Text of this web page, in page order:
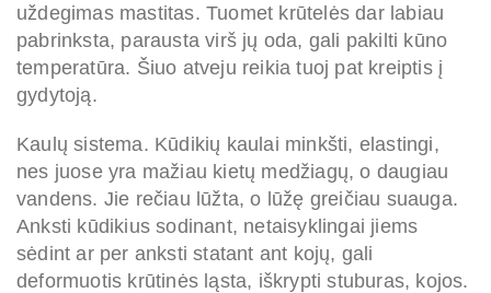
uždegimas mastitas. Tuomet krūtelės dar labiau
pabrinksta, parausta virš jų oda, gali pakilti kūno
temperatūra. Šiuo atveju reikia tuoj pat kreiptis į
gydytoją.
Kaulų sistema. Kūdikių kaulai minkšti, elastingi,
nes juose yra mažiau kietų medžiagų, o daugiau
vandens. Jie rečiau lūžta, o lūžę greičiau suauga.
Anksti kūdikius sodinant, netaisyklingai jiems
sėdint ar per anksti statant ant kojų, gali
deformuotis krūtinės ląsta, iškrypti stuburas, kojos.